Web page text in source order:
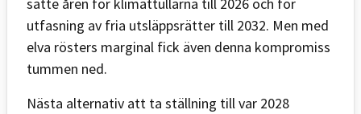
utfasning av fria utsläppsrätter till 2032. Men med
elva rösters marginal fick även denna kompromiss
tummen ned.
Nästa alternativ att ta ställning till var 2028